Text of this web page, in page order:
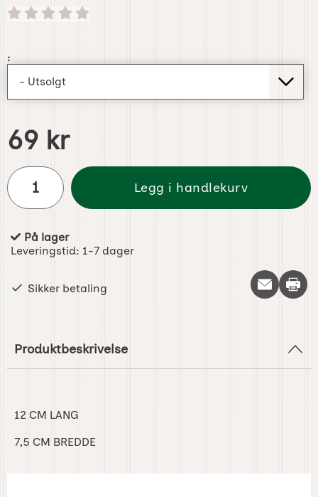
:
pris
69 kr
antall
Legg i handlekurv
Produkttilgjengelighet:
På lager
Leveringstid: 1-7 dager
Sikker betaling Skriv
Produktbeskrivelse
12 CM LANG
7,5 CM BREDDE